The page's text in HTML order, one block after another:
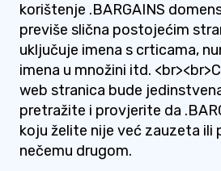
korištenje .BARGAINS
previše slična postojećim
uključuje imena s crticama,
imena u množini itd.
web stranica bude
pretražite i provjerite da
koju želite nije već zauzeta ili
nečemu drugom.